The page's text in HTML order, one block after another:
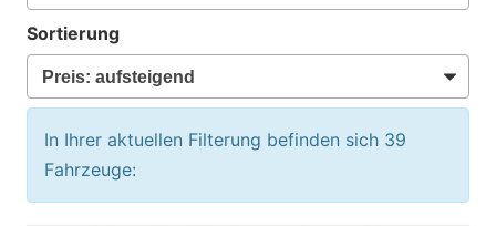
Sortierung
In Ihrer aktuellen Filterung befinden sich 39
Fahrzeuge: